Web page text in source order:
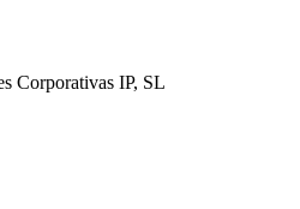
Corporativas IP, SL